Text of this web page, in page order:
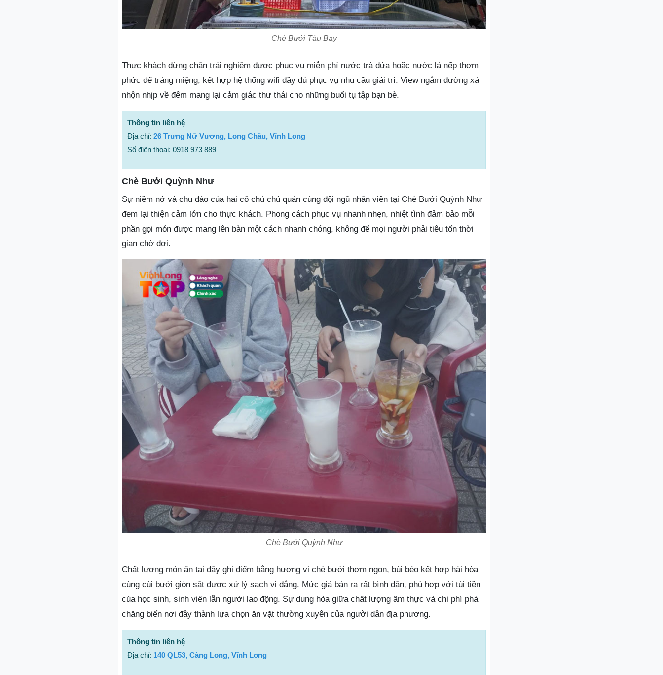
Chè Bưởi Tàu Bay
Thực khách dừng chân trải nghiệm được phục vụ miễn phí nước trà dứa hoặc nước lá nếp thơm
phức để tráng miệng, kết hợp hệ thống wifi đầy đủ phục vụ nhu cầu giải trí. View ngắm đường xá
nhộn nhịp về đêm mang lại cảm giác thư thái cho những buổi tụ tập bạn bè.
Thông tin liên hệ
Địa chỉ: 26 Trưng Nữ Vương, Long Châu, Vĩnh Long
Số điện thoại: 0918 973 889
Chè Bưởi Quỳnh Như
Sự niềm nở và chu đáo của hai cô chú chủ quán cùng đội ngũ nhân viên tại Chè Bưởi Quỳnh Như
đem lại thiện cảm lớn cho thực khách. Phong cách phục vụ nhanh nhẹn, nhiệt tình đảm bảo mỗi
phần gọi món được mang lên bàn một cách nhanh chóng, không để mọi người phải tiêu tốn thời
gian chờ đợi.
Chè Bưởi Quỳnh Như
Chất lượng món ăn tại đây ghi điểm bằng hương vị chè bưởi thơm ngon, bùi béo kết hợp hài hòa
cùng cùi bưởi giòn sật được xử lý sạch vị đắng. Mức giá bán ra rất bình dân, phù hợp với túi tiền
của học sinh, sinh viên lẫn người lao động. Sự dung hòa giữa chất lượng ẩm thực và chi phí phải
chăng biến nơi đây thành lựa chọn ăn vặt thường xuyên của người dân địa phương.
Thông tin liên hệ
Địa chỉ: 140 QL53, Càng Long, Vĩnh Long